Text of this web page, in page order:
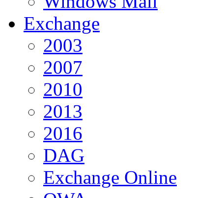
Exchange
2003
2007
2010
2013
2016
DAG
Exchange Online